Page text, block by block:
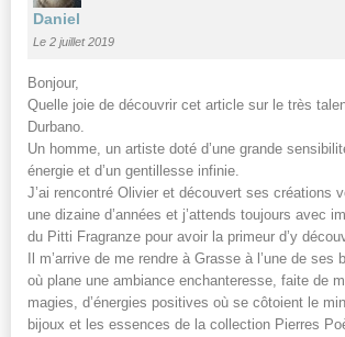
Daniel
Le 2 juillet 2019
Bonjour,
Quelle joie de découvrir cet article sur le très
Durbano.
Un homme, un artiste doté d’une grande
énergie et d’un gentillesse infinie.
J’ai rencontré Olivier et découvert ses créations
une dizaine d’années et j’attends toujours avec
du Pitti Fragranze pour avoir la primeur d’y
Il m’arrive de me rendre à Grasse à l’une de ses
où plane une ambiance enchanteresse, faite de
magies, d’énergies positives où se côtoient le
bijoux et les essences de la collection Pierres